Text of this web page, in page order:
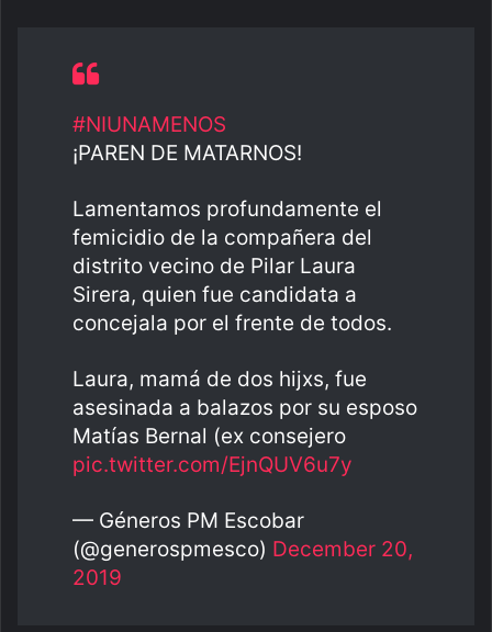
#NIUNAMENOS
¡PAREN DE MATARNOS!
Lamentamos profundamente el
femicidio de la compañera del
distrito vecino de Pilar Laura
Sirera, quien fue candidata a
concejala por el frente de todos.
Laura, mamá de dos hijxs, fue
asesinada a balazos por su esposo
Matías Bernal (ex consejero
pic.twitter.com/EjnQUV6u7y
— Géneros PM Escobar
(@generospmesco) December 20,
2019